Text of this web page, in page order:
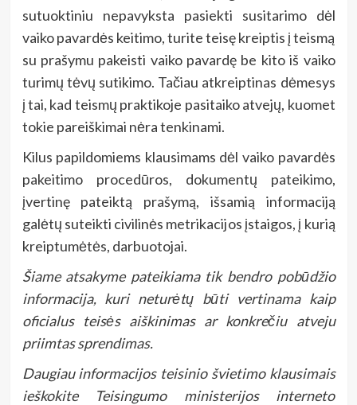
sutuoktiniu nepavyksta pasiekti susitarimo dėl
vaiko pavardės keitimo, turite teisę kreiptis į teismą
su prašymu pakeisti vaiko pavardę be kito iš vaiko
turimų tėvų sutikimo. Tačiau atkreiptinas dėmesys
į tai, kad teismų praktikoje pasitaiko atvejų, kuomet
tokie pareiškimai nėra tenkinami.
Kilus papildomiems klausimams dėl vaiko pavardės
pakeitimo procedūros, dokumentų pateikimo,
įvertinę pateiktą prašymą, išsamią informaciją
galėtų suteikti civilinės metrikacijos įstaigos, į kurią
kreiptumėtės, darbuotojai.
Šiame atsakyme pateikiama tik bendro pobūdžio
informacija, kuri neturėtų būti vertinama kaip
oficialus teisės aiškinimas ar konkrečiu atveju
priimtas sprendimas.
Daugiau informacijos teisinio švietimo klausimais
ieškokite Teisingumo ministerijos interneto